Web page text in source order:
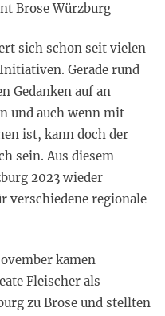
Brose Würzburg
sich schon seit vielen
Gerade rund
Gedanken auf an
und auch wenn mit
ist, kann doch der
sein. Aus diesem
2023 wieder
verschiedene regionale
kamen
Fleischer als
zu Brose und stellten